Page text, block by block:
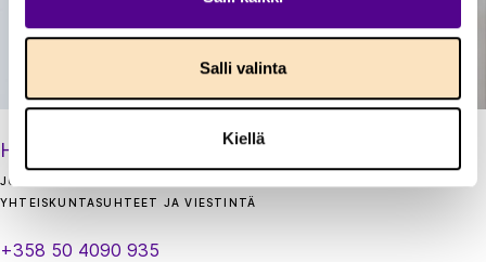
Salli valinta
Kiellä
Hanna Ekman
JOHTAJA
YHTEISKUNTASUHTEET JA VIESTINTÄ
+358 50 4090 935